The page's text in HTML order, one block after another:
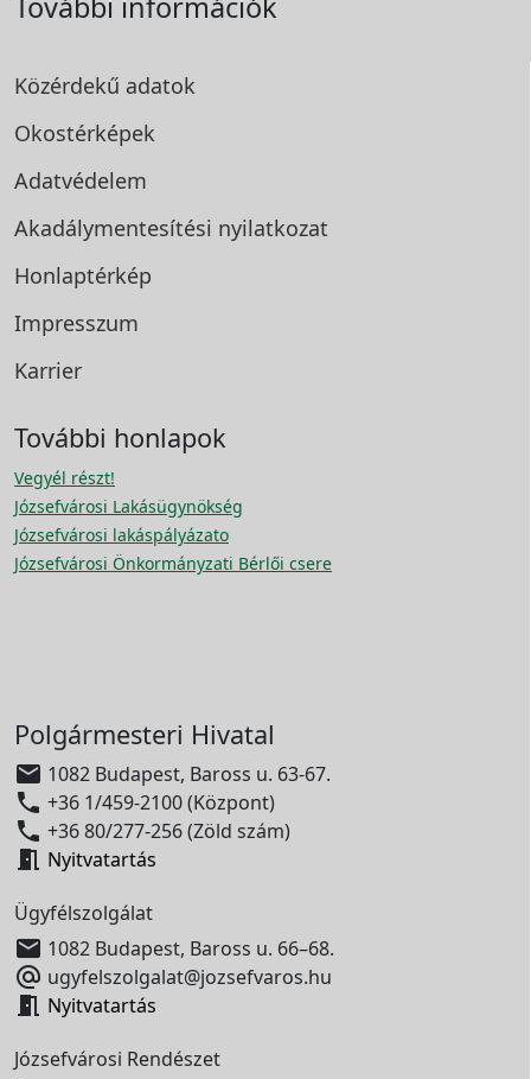
Közérdekű adatok
Okostérképek
Adatvédelem
Akadálymentesítési nyilatkozat
Honlaptérkép
Impresszum
Karrier
További honlapok
Vegyél részt!
Józsefvárosi Lakásügynökség
Józsefvárosi lakáspályázato
Józsefvárosi Önkormányzati Bérlői csere
Polgármesteri Hivatal
 1082 Budapest, Baross u. 63-67.
 +36 1/459-2100 (Központ)
 +36 80/277-256 (Zöld szám)
 Nyitvatartás
Ügyfélszolgálat
 1082 Budapest, Baross u. 66–68.
 ugyfelszolgalat@jozsefvaros.hu
 Nyitvatartás
Józsefvárosi Rendészet